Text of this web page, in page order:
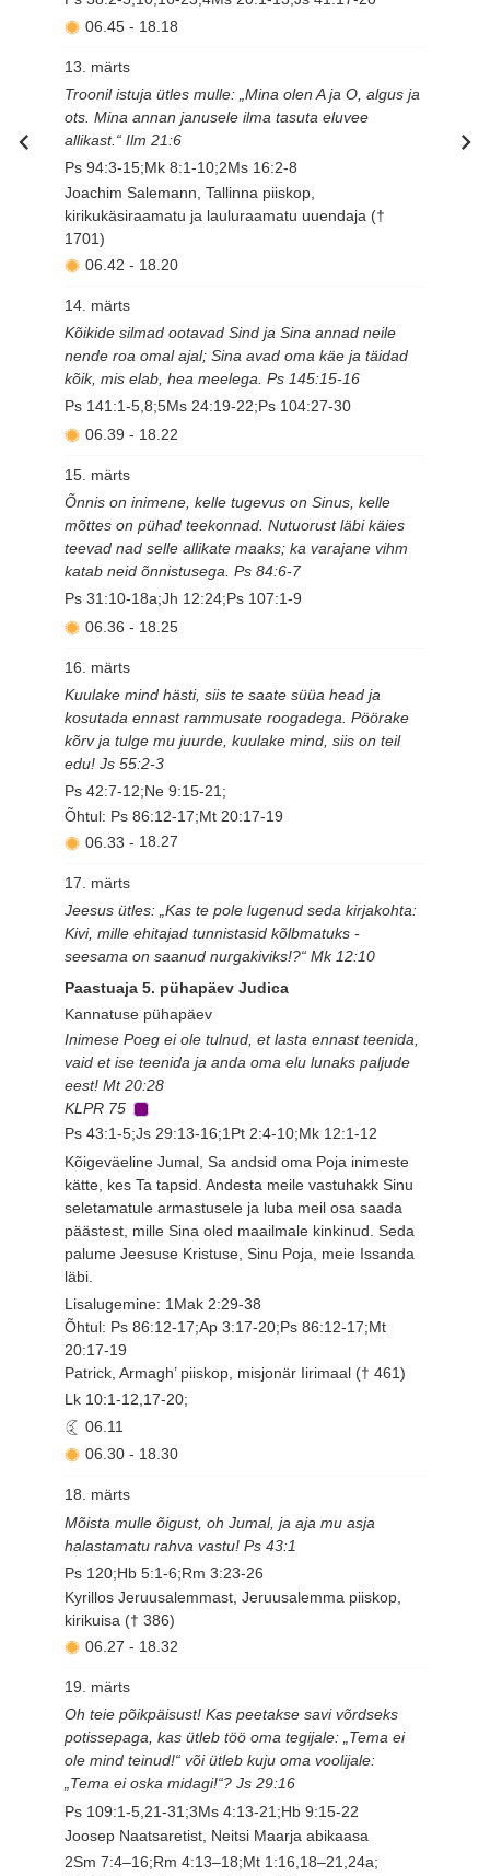
06.45 - 18.18
13. märts
Troonil istuja ütles mulle: „Mina olen A ja O, algus ja
ots. Mina annan janusele ilma tasuta eluvee
allikast.“ Ilm 21:6
Ps 94:3-15;Mk 8:1-10;2Ms 16:2-8
Joachim Salemann, Tallinna piiskop,
kirikukäsiraamatu ja lauluraamatu uuendaja (†
1701)
06.42 - 18.20
14. märts
Kõikide silmad ootavad Sind ja Sina annad neile
nende roa omal ajal; Sina avad oma käe ja täidad
kõik, mis elab, hea meelega. Ps 145:15-16
Ps 141:1-5,8;5Ms 24:19-22;Ps 104:27-30
06.39 - 18.22
15. märts
Õnnis on inimene, kelle tugevus on Sinus, kelle
mõttes on pühad teekonnad. Nutuorust läbi käies
teevad nad selle allikate maaks; ka varajane vihm
katab neid õnnistusega. Ps 84:6-7
Ps 31:10-18a;Jh 12:24;Ps 107:1-9
06.36 - 18.25
16. märts
Kuulake mind hästi, siis te saate süüa head ja
kosutada ennast rammusate roogadega. Pöörake
kõrv ja tulge mu juurde, kuulake mind, siis on teil
edu! Js 55:2-3
Ps 42:7-12;Ne 9:15-21;
Õhtul: Ps 86:12-17;Mt 20:17-19
06.33 - 18.27
17. märts
Jeesus ütles: „Kas te pole lugenud seda kirjakohta:
Kivi, mille ehitajad tunnistasid kõlbmatuks -
seesama on saanud nurgakiviks!?“ Mk 12:10
Paastuaja 5. pühapäev Judica
Kannatuse pühapäev
Inimese Poeg ei ole tulnud, et lasta ennast teenida,
vaid et ise teenida ja anda oma elu lunaks paljude
eest! Mt 20:28
KLPR 75
Ps 43:1-5;Js 29:13-16;1Pt 2:4-10;Mk 12:1-12
Kõigeväeline Jumal, Sa andsid oma Poja inimeste
kätte, kes Ta tapsid. Andesta meile vastuhakk Sinu
seletamatule armastusele ja luba meil osa saada
päästest, mille Sina oled maailmale kinkinud. Seda
palume Jeesuse Kristuse, Sinu Poja, meie Issanda
läbi.
Lisalugemine: 1Mak 2:29-38
Õhtul: Ps 86:12-17;Ap 3:17-20;Ps 86:12-17;Mt
20:17-19
Patrick, Armagh’ piiskop, misjonär Iirimaal († 461)
Lk 10:1-12,17-20;
06.11
06.30 - 18.30
18. märts
Mõista mulle õigust, oh Jumal, ja aja mu asja
halastamatu rahva vastu! Ps 43:1
Ps 120;Hb 5:1-6;Rm 3:23-26
Kyrillos Jeruusalemmast, Jeruusalemma piiskop,
kirikuisa († 386)
06.27 - 18.32
19. märts
Oh teie põikpäisust! Kas peetakse savi võrdseks
potissepaga, kas ütleb töö oma tegijale: „Tema ei
ole mind teinud!“ või ütleb kuju oma voolijale:
„Tema ei oska midagi!“? Js 29:16
Ps 109:1-5,21-31;3Ms 4:13-21;Hb 9:15-22
Joosep Naatsaretist, Neitsi Maarja abikaasa
2Sm 7:4–16;Rm 4:13–18;Mt 1:16,18–21,24a;